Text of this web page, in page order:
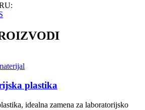
plastika
idealna zamena za laboratorijsko